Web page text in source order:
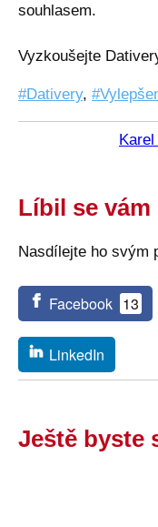
souhlasem.
Vyzkoušejte
Dativery,
Líbil se vám
Nasdílejte ho svým
Facebook 13
LinkedIn
Ještě byste